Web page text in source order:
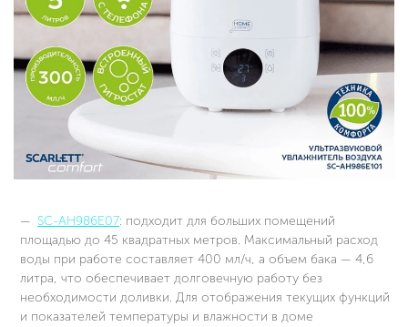
SC-AH986E07: подходит для больших помещений
площадью до 45 квадратных метров. Максимальный расход
воды при работе составляет 400 мл/ч, а объем бака — 4,6
литра, что обеспечивает долговечную работу без
необходимости доливки. Для отображения текущих функций
и показателей температуры и влажности в доме